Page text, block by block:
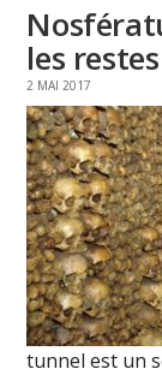
les restes
2 MAI 2017
tunnel est un